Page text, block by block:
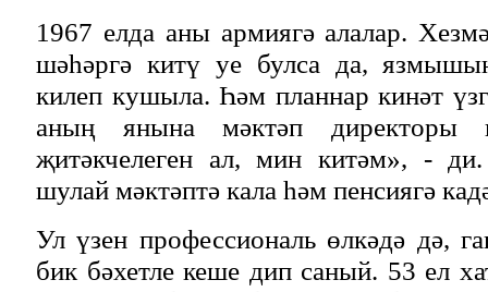
1967 елда аны армиягә алалар.
шәһәргә китү уе булса да,
килеп кушыла. Һәм планнар кинәт
аның янына мәктәп директоры
җитәкчелеген ал, мин китәм», -
шулай мәктәптә кала һәм пенсиягә
Ул үзен профессиональ өлкәдә дә,
бик бәхетле кеше дип саный. 53 ел